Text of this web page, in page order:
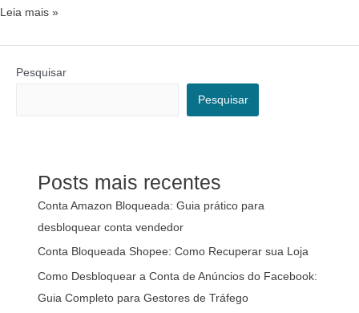
Leia mais »
Pesquisar
Pesquisar
Posts mais recentes
Conta Amazon Bloqueada: Guia prático para
desbloquear conta vendedor
Conta Bloqueada Shopee: Como Recuperar sua Loja
Como Desbloquear a Conta de Anúncios do Facebook:
Guia Completo para Gestores de Tráfego